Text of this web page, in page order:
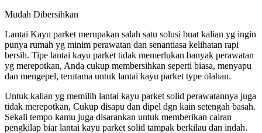
Mudah Dibersihkan
Lantai Kayu parket merupakan salah satu solusi buat kalian yg ingin
punya rumah yg minim perawatan dan senantiasa kelihatan rapi
bersih. Tipe lantai kayu parket tidak memerlukan banyak perawatan
yg merepotkan, Anda cukup membersihkan seperti biasa, menyapu
dan mengepel, terutama untuk lantai kayu parket type olahan.
Untuk kalian yg memilih lantai kayu parket solid perawatannya juga
tidak merepotkan, Cukup disapu dan dipel dgn kain setengah basah.
Sekali tempo kamu juga disarankan untuk memberikan cairan
pengkilap biar lantai kayu parket solid tampak berkilau dan indah.